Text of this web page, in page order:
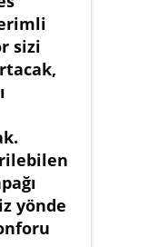
sizi
yönde